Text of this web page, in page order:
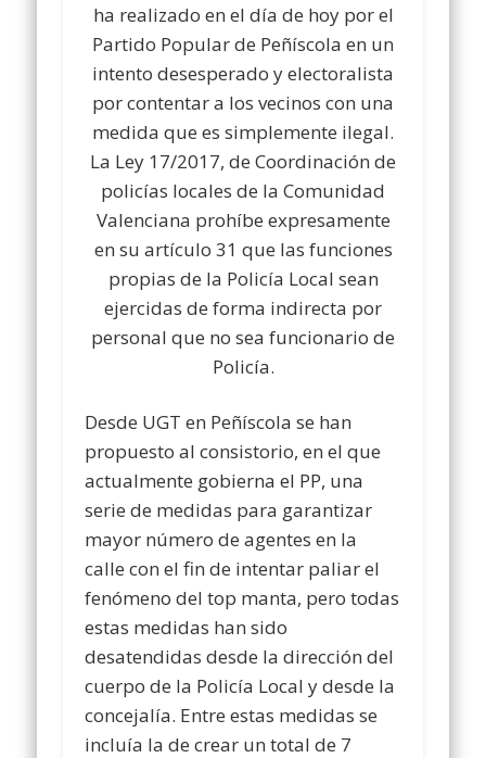
ha realizado en el día de hoy por el
Partido Popular de Peñíscola en un
intento desesperado y electoralista
por contentar a los vecinos con una
medida que es simplemente ilegal.
La Ley 17/2017, de Coordinación de
policías locales de la Comunidad
Valenciana prohíbe expresamente
en su artículo 31 que las funciones
propias de la Policía Local sean
ejercidas de forma indirecta por
personal que no sea funcionario de
Policía.
Desde UGT en Peñíscola se han
propuesto al consistorio, en el que
actualmente gobierna el PP, una
serie de medidas para garantizar
mayor número de agentes en la
calle con el fin de intentar paliar el
fenómeno del top manta, pero todas
estas medidas han sido
desatendidas desde la dirección del
cuerpo de la Policía Local y desde la
concejalía. Entre estas medidas se
incluía la de crear un total de 7